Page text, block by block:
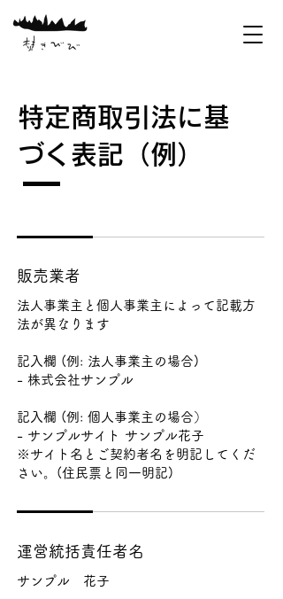
特定商取引法に基
づく表記（例）
販売業者
法人事業主と個人事業主によって記載方
法が異なります
記入欄 (例: 法人事業主の場合)
- 株式会社サンプル
記入欄 (例: 個人事業主の場合）
- サンプルサイト サンプル花子
※サイト名とご契約者名を明記してくだ
さい。(住民票と同一明記)
運営統括責任者名
サンプル 花子